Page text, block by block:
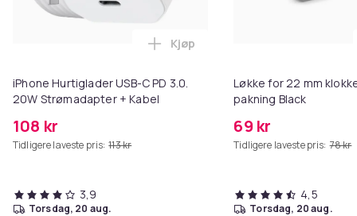
iPhone Hurtiglader USB-C PD 3.0.
20W Strømadapter + Kabel
108 kr
Tidligere laveste pris: 113 kr
Legg iPhone Hurtiglader USB-C
Kjøp
3,9
torsdag, 20 aug.
Løkke for 22 mm
pakning Black
69 kr
Tidligere laveste pris: 78 kr
4,5
torsdag, 20 aug.